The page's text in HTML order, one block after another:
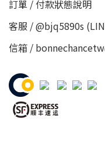
訂單 / 付款狀態說明
客服 /@bjq5890s
信箱 /